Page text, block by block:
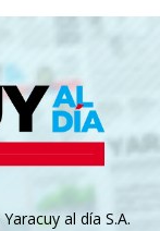
al día S.A.